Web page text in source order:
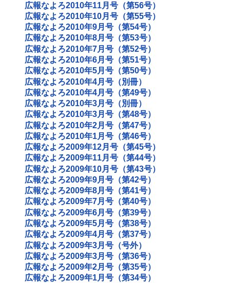
広報なよろ2010年11月号（第56号）
広報なよろ2010年10月号（第55号）
広報なよろ2010年9月号（第54号）
広報なよろ2010年8月号（第53号）
広報なよろ2010年7月号（第52号）
広報なよろ2010年6月号（第51号）
広報なよろ2010年5月号（第50号）
広報なよろ2010年4月号（別冊）
広報なよろ2010年4月号（第49号）
広報なよろ2010年3月号（別冊）
広報なよろ2010年3月号（第48号）
広報なよろ2010年2月号（第47号）
広報なよろ2010年1月号（第46号）
広報なよろ2009年12月号（第45号）
広報なよろ2009年11月号（第44号）
広報なよろ2009年10月号（第43号）
広報なよろ2009年9月号（第42号）
広報なよろ2009年8月号（第41号）
広報なよろ2009年7月号（第40号）
広報なよろ2009年6月号（第39号）
広報なよろ2009年5月号（第38号）
広報なよろ2009年4月号（第37号）
広報なよろ2009年3月号（号外）
広報なよろ2009年3月号（第36号）
広報なよろ2009年2月号（第35号）
広報なよろ2009年1月号（第34号）